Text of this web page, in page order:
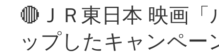
🔴ＪＲ東日本 映画
ップしたキャンペー